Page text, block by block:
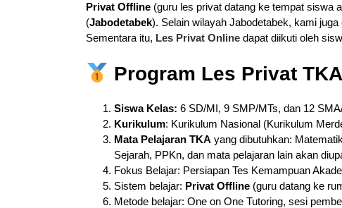
Privat Offline(guru les privat datang ke tempat siswa
(Jabodetabek). Selain wilayah Jabodetabek, kami
Sementara itu, Les Privat Onlinedapat diikuti oleh
Program Les Privat
Siswa Kelas: 6 SD/MI, 9 SMP/MTs, dan 12
Kurikulum: Kurikulum Nasional (Kurikulum
Mata Pelajaran TKA yang dibutuhkan:
Sejarah, PPKn, dan mata pelajaran lain akan
Fokus Belajar: Persiapan Tes Kemampuan
Sistem belajar: Privat Offline (guru datang ke
Metode belajar: One on One Tutoring, sesi